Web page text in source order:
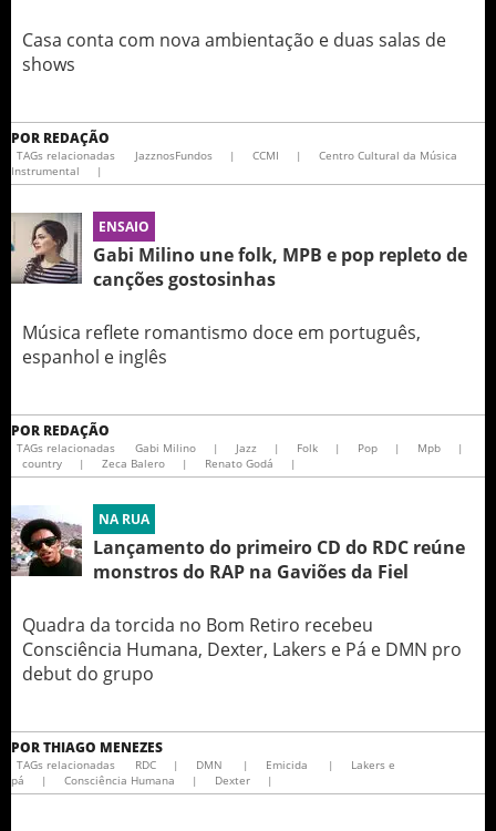
Casa conta com nova ambientação e duas salas de
shows
POR REDAÇÃO
TAGs relacionadas JazznosFundos | CCMI |
Centro Cultural da Música
Instrumental
|
ENSAIO
Gabi Milino une folk, MPB e pop repleto de
canções gostosinhas
Música reflete romantismo doce em português,
espanhol e inglês
POR REDAÇÃO
TAGs relacionadas Gabi Milino | Jazz | Folk | Pop | Mpb
|
country
| Zeca Balero | Renato Godá |
NA RUA
Lançamento do primeiro CD do RDC reúne
monstros do RAP na Gaviões da Fiel
Quadra da torcida no Bom Retiro recebeu
Consciência Humana, Dexter, Lakers e Pá e DMN pro
debut do grupo
PORTHIAGO MENEZES
TAGs relacionadas RDC | DMN | Emicida |
Lakers e
pá
| Consciência Humana | Dexter |